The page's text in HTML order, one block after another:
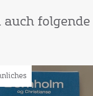
auch folgende